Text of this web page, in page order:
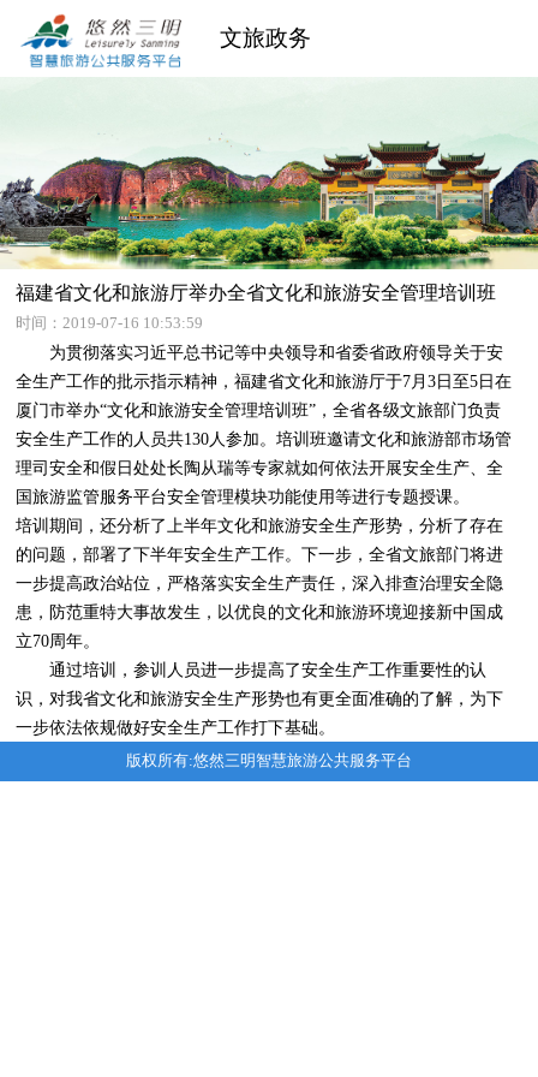
文旅政务
福建省文化和旅游厅举办全省文化和旅游安全管理培训班
时间：2019-07-16 10:53:59
为贯彻落实习近平总书记等中央领导和省委省政府领导关于安
全生产工作的批示指示精神，福建省文化和旅游厅于7月3日至5日在
厦门市举办“文化和旅游安全管理培训班”，全省各级文旅部门负责
安全生产工作的人员共130人参加。培训班邀请文化和旅游部市场管
理司安全和假日处处长陶从瑞等专家就如何依法开展安全生产、全
国旅游监管服务平台安全管理模块功能使用等进行专题授课。
培训期间，还分析了上半年文化和旅游安全生产形势，分析了存在
的问题，部署了下半年安全生产工作。下一步，全省文旅部门将进
一步提高政治站位，严格落实安全生产责任，深入排查治理安全隐
患，防范重特大事故发生，以优良的文化和旅游环境迎接新中国成
立70周年。
通过培训，参训人员进一步提高了安全生产工作重要性的认
识，对我省文化和旅游安全生产形势也有更全面准确的了解，为下
一步依法依规做好安全生产工作打下基础。
版权所有:悠然三明智慧旅游公共服务平台